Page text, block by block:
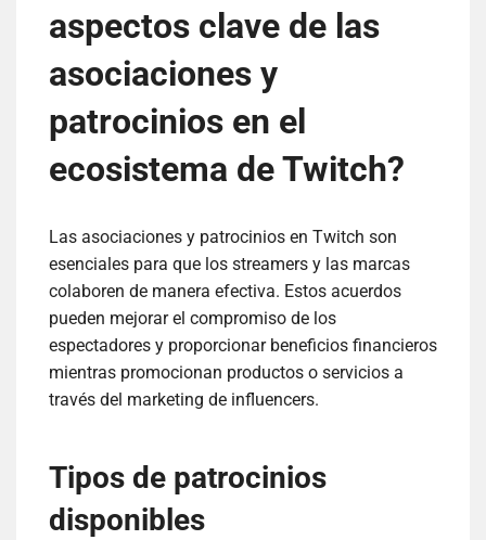
aspectos clave de las
asociaciones y
patrocinios en el
ecosistema de Twitch?
Las asociaciones y patrocinios en Twitch son
esenciales para que los streamers y las marcas
colaboren de manera efectiva. Estos acuerdos
pueden mejorar el compromiso de los
espectadores y proporcionar beneficios financieros
mientras promocionan productos o servicios a
través del marketing de influencers.
Tipos de patrocinios
disponibles